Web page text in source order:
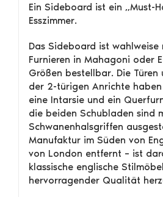
Ein Sideboard ist ein „Must-
Esszimmer.
Das Sideboard ist wahlweise
Furnieren in Mahagoni oder
Größen bestellbar. Die Türen
der 2-türigen Anrichte haben
eine Intarsie und ein
die beiden Schubladen sind
Schwanenhalsgriffen
Manufaktur im Süden von
von London entfernt – ist
klassische englische
hervorragender Qualität